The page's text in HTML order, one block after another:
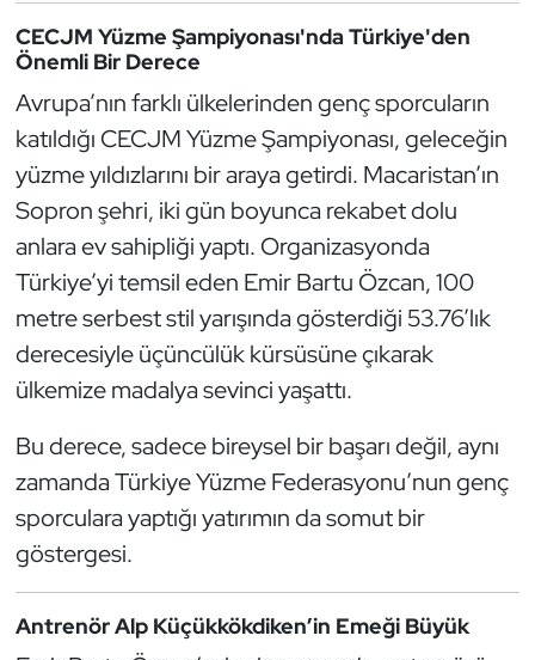
CECJM Yüzme Şampiyonası'nda Türkiye'den
Önemli Bir Derece
Avrupa’nın farklı ülkelerinden genç sporcuların
katıldığı CECJM Yüzme Şampiyonası, geleceğin
yüzme yıldızlarını bir araya getirdi. Macaristan’ın
Sopron şehri, iki gün boyunca rekabet dolu
anlara ev sahipliği yaptı. Organizasyonda
Türkiye’yi temsil eden Emir Bartu Özcan, 100
metre serbest stil yarışında gösterdiği 53.76’lık
derecesiyle üçüncülük kürsüsüne çıkarak
ülkemize madalya sevinci yaşattı.
Bu derece, sadece bireysel bir başarı değil, aynı
zamanda Türkiye Yüzme Federasyonu’nun genç
sporculara yaptığı yatırımın da somut bir
göstergesi.
Antrenör Alp Küçükkökdiken’in Emeği Büyük
İşitme Engelli Sporcular
Judo ve Kuraş
Kano ve Rafting
Karate
Kayak
Kempo
Kick Boks
Kürek
Masa Tenisi
Motor Sporları